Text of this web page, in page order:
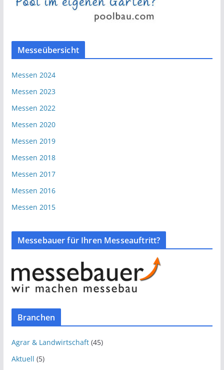
Messeübersicht
Messen 2024
Messen 2023
Messen 2022
Messen 2020
Messen 2019
Messen 2018
Messen 2017
Messen 2016
Messen 2015
Messebauer für Ihren Messeauftritt?
Branchen
Agrar & Landwirtschaft(45)
Aktuell (5)